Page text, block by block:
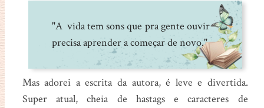
"A vida tem sons que pra gente ouvir
precisa aprender a começar de novo."
Mas adorei a escrita da autora, é leve e divertida.
Super atual, cheia de hastags e caracteres de